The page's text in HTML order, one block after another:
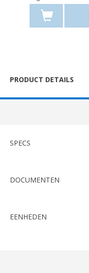
PRODUCT DETAILS
SPECS
DOCUMENTEN
EENHEDEN